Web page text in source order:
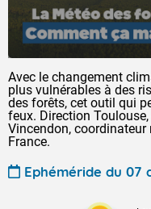
Avec le changement
plus vulnérables à des
des forêts, cet outil qui
feux. Direction
Vincendon,
France.
Ephéméride du 07